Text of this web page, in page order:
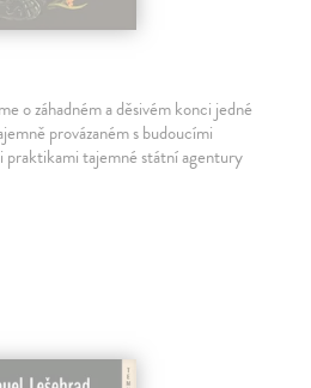
o záhadném a děsivém konci jedné
provázaném s budoucími
praktikami tajemné státní agentury